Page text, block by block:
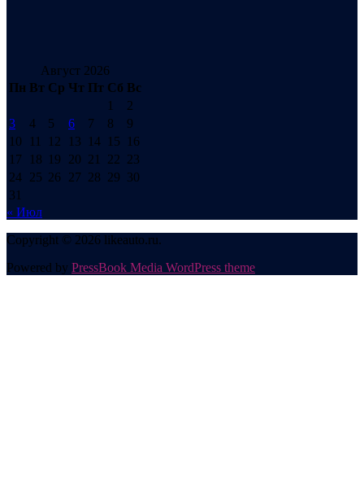
Август 2026
Пн Вт Ср Чт Пт Сб Вс
1
2
3
4 5 6 7 8
9
10
11 12 13 14 15
16
17
18 19 20 21 22 23
24 25 26 27 28 29 30
31
« Июл
Copyright © 2026 likeauto.ru.
Powered by PressBook Media WordPress theme